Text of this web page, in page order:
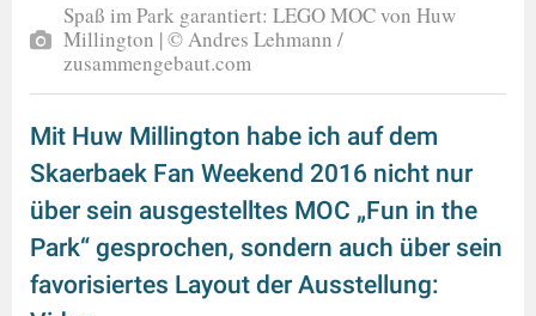
Spaß im Park garantiert: LEGO MOC von Huw
Millington | © Andres Lehmann /
zusammengebaut.com
Mit Huw Millington habe ich auf dem
Skaerbaek Fan Weekend 2016 nicht nur
über sein ausgestelltes MOC „Fun in the
Park“ gesprochen, sondern auch über sein
favorisiertes Layout der Ausstellung: